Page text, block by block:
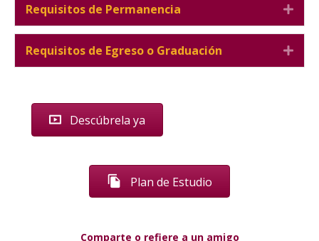
Requisitos de Permanencia
Requisitos de Egreso o Graduación
Descúbrela ya
Plan de Estudio
Comparte o refiere a un amigo